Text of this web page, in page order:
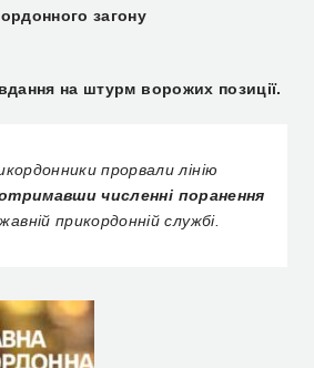
загону
на штурм ворожих позиції.
прорвали лінію
численні поранення
прикордонній службі.